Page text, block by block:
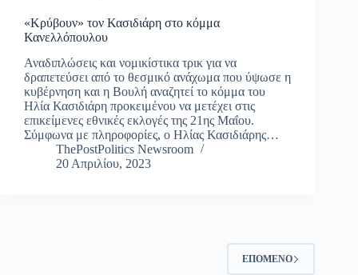
«Κρύβουν» τον Κασιδιάρη στο κόμμα
Κανελλόπουλου
Αναδιπλώσεις και νομικίστικα τρικ για να
δραπετεύσει από το θεσμικό ανάχωμα που ύψωσε η
κυβέρνηση και η Βουλή αναζητεί το κόμμα του
Ηλία Κασιδιάρη προκειμένου να μετέχει στις
επικείμενες εθνικές εκλογές της 21ης Μαΐου.
Σύμφωνα με πληροφορίες, ο Ηλίας Κασιδιάρης…
ThePostPolitics Newsroom
20 Απριλίου, 2023
ΕΠΌΜΕΝΟ